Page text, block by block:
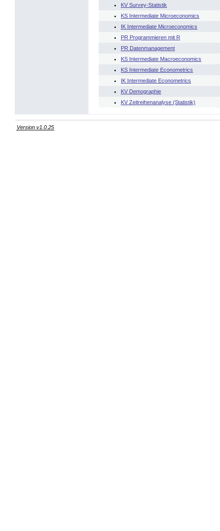
KV Survey-Statistik
KS Intermediate Microeconomics
IK Intermediate Microeconomics
PR Programmieren mit R
PR Datenmanagement
KS Intermediate Macroeconomics
KS Intermediate Econometrics
IK Intermediate Econometrics
KV Demographie
KV Zeitreihenanalyse (Statistik)
Version v1.0.25